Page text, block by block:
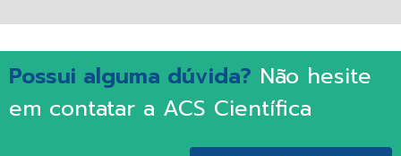
Possui alguma dúvida? Não hesite
em contatar a ACS Científica